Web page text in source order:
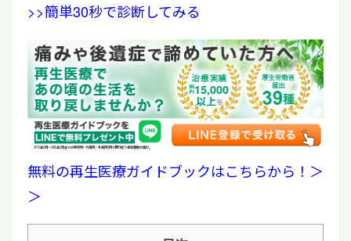
>>簡単30秒で診断してみる
15,000
2019年6月〜2026年6月までの東京院・大阪院・札幌院3院で取り扱う全治療数の累計。
無料の再生医療ガイドブックはこちらから！＞
＞